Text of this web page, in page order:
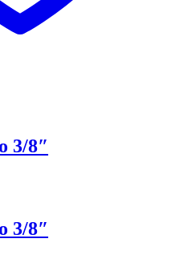
3/8″
3/8″